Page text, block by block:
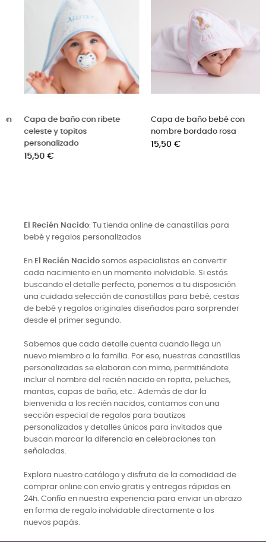
de baño con ribete rosa
topitos personalizado
€
Capa de baño para bebé con
ribete gris con nombre
bordado
El Recién Nacido: Tu tienda online de canastillas para
bebé y regalos personalizados
En El Recién Nacido somos especialistas en convertir
cada nacimiento en un momento inolvidable. Si estás
buscando el detalle perfecto, ponemos a tu disposición
una cuidada selección de canastillas para bebé, cestas
de bebé y regalos originales diseñados para sorprender
desde el primer segundo.
Sabemos que cada detalle cuenta cuando llega un
nuevo miembro a la familia. Por eso, nuestras canastillas
personalizadas se elaboran con mimo, permitiéndote
incluir el nombre del recién nacido en ropita, peluches,
mantas, capas de baño, etc.. Además de dar la
bienvenida a los recién nacidos, contamos con una
sección especial de regalos para bautizos
personalizados y detalles únicos para invitados que
buscan marcar la diferencia en celebraciones tan
señaladas.
Explora nuestro catálogo y disfruta de la comodidad de
comprar online con envío gratis y entregas rápidas en
24h. Confía en nuestra experiencia para enviar un abrazo
en forma de regalo inolvidable directamente a los
nuevos papás.